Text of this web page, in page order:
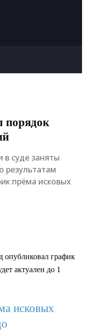
порядок
суде заняты
результатам
прёма исковых
опубликовал график
актуален до 1
исковых